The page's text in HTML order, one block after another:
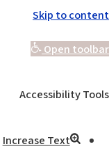
Skip to content
Open toolbar
Accessibility Tools
Increase Text